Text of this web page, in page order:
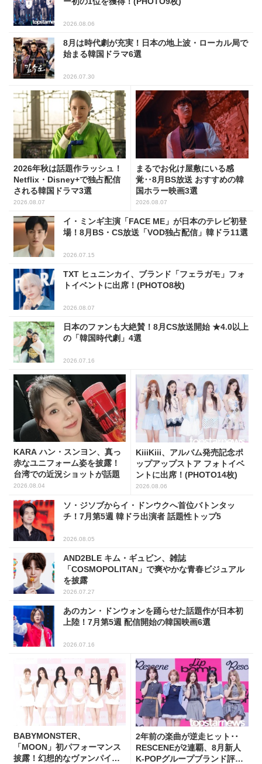
2026.08.06
8月は時代劇が充実！日本の地上波・ローカル局で
始まる韓国ドラマ6選
2026.07.30
2026年秋は話題作ラッシュ！
Netflix・Disney+で独占配信
される韓国ドラマ3選
2026.08.07
まるでお化け屋敷にいる感
覚‥8月BS放送 おすすめの韓
国ホラー映画3選
2026.08.07
イ・ミンギ主演「FACE ME」が日本のテレビ初登
場！8月BS・CS放送「VOD独占配信」韓ドラ11選
2026.07.15
TXT ヒュニンカイ、ブランド「フェラガモ」フォ
トイベントに出席！(PHOTO8枚)
2026.08.07
日本のファンも大絶賛！8月CS放送開始 ★4.0以上
の「韓国時代劇」4選
2026.07.16
KARA ハン・スンヨン、真っ
赤なユニフォーム姿を披露！
台湾での近況ショットが話題
2026.08.04
KiiiKiii、アルバム発売記念ポ
ップアップストア フォトイベ
ントに出席！(PHOTO14枚)
2026.08.06
ソ・ジソブからイ・ドンウクへ首位バトンタッ
チ！7月第5週 韓ドラ出演者 話題性トップ5
2026.08.05
AND2BLE キム・ギュビン、雑誌
「COSMOPOLITAN」で爽やかな青春ビジュアル
を披露
2026.07.27
あのカン・ドンウォンを踊らせた話題作が日本初
上陸！7月第5週 配信開始の韓国映画6選
2026.07.16
BABYMONSTER、
「MOON」初パフォーマンス
披露！幻想的なヴァンパイア
2年前の楽曲が逆走ヒット･･
RESCENEが2連覇、8月新人
K-POPグループブランド評判